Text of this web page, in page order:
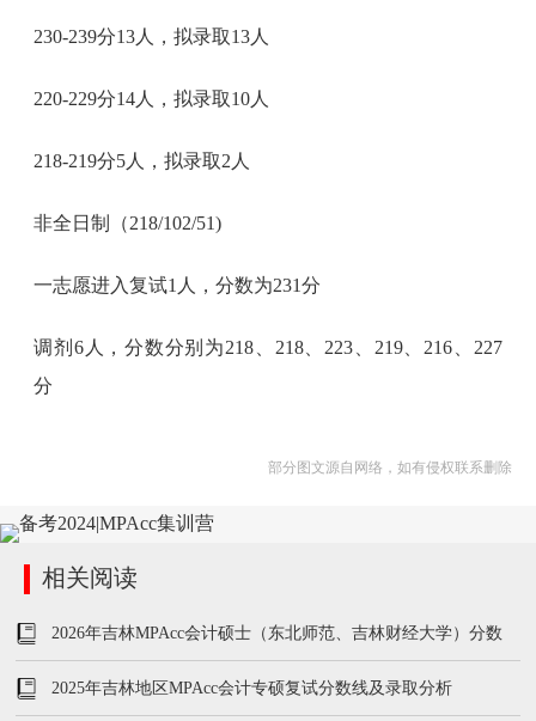
230-239分13人，拟录取13人
220-229分14人，拟录取10人
218-219分5人，拟录取2人
非全日制（218/102/51)
一志愿进入复试1人，分数为231分
调剂6人，分数分别为218、218、223、219、216、227
分
部分图文源自网络，如有侵权联系删除
相关阅读
2026年吉林MPAcc会计硕士（东北师范、吉林财经大学）分数
线、学费及学制汇总
2025年吉林地区MPAcc会计专硕复试分数线及录取分析